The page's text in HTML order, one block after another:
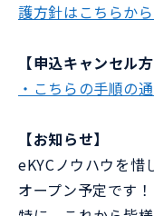
護方針はこちらか
【申込キャンセル方
・こちらの手順の
【お知らせ】
eKYCノウハウを惜
オープン予定です！